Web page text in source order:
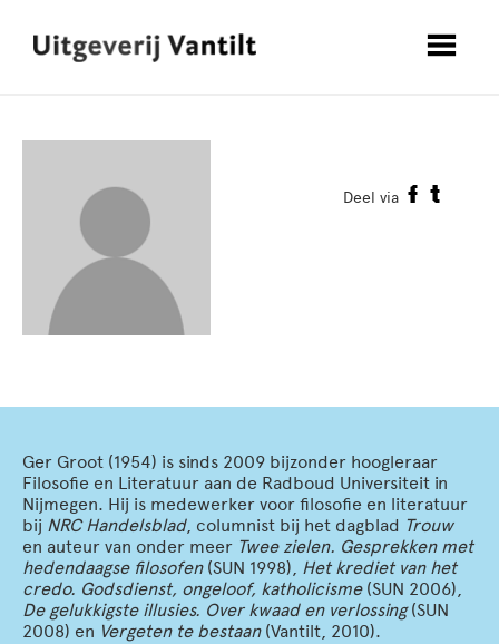
Deel via
Ger Groot (1954) is sinds 2009 bijzonder hoogleraar
Filosofie en Literatuur aan de Radboud Universiteit in
Nijmegen. Hij is medewerker voor filosofie en literatuur
bij NRC Handelsblad, columnist bij het dagblad Trouw
en auteur van onder meer Twee zielen. Gesprekken met
hedendaagse filosofen (SUN 1998), Het krediet van het
credo. Godsdienst, ongeloof, katholicisme(SUN 2006),
De gelukkigste illusies. Over kwaad en verlossing(SUN
2008) en Vergeten te bestaan (Vantilt, 2010).